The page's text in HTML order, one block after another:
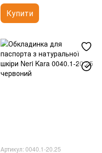
Купити
Артикул: 0040.1-20.25